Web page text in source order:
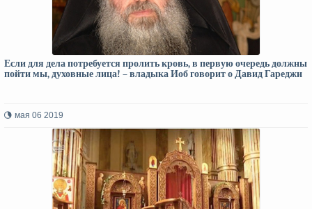
Если для дела потребуется пролить кровь, в первую очередь должны
пойти мы, духовные лица! – владыка Иоб говорит о Давид Гареджи
мая 06 2019